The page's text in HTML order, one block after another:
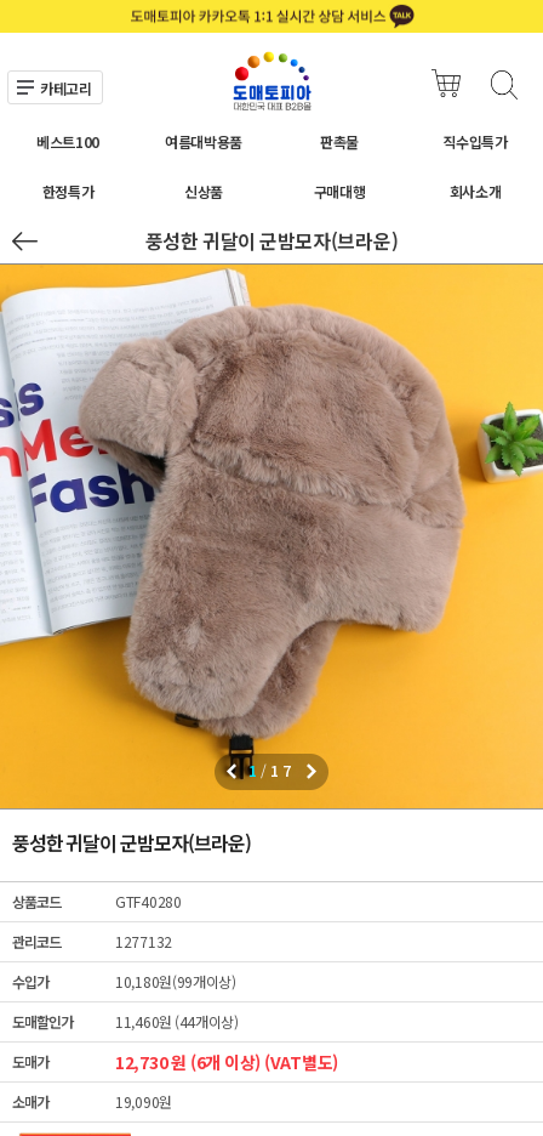
카테고리
베스트100 여름대박용품 판촉물 직수입특가
한정특가 신상품 구매대행 회사소개
풍성한 귀달이 군밤모자(브라운)
1 / 17
풍성한 귀달이 군밤모자(브라운)
상품코드
GTF40280
관리코드
1277132
수입가
10,180원(99개이상)
도매할인가
11,460원 (44개이상)
도매가
12,730 원 (6개 이상) (VAT별도)
소매가 19,090원